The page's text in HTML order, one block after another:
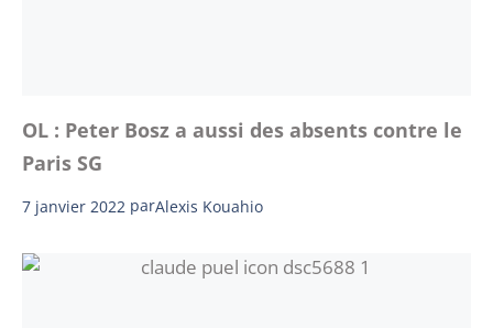
OL : Peter Bosz a aussi des absents contre le
Paris SG
7 janvier 2022 parAlexis Kouahio